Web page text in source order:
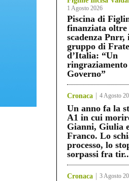
1 Agosto 2026
Piscina di
finanziata oltre
scadenza Pnrr,
gruppo di
d’Italia: “Un
Governo”
Cronaca 4 Agosto
Un anno fa la
A1 in cui
Gianni, Giulia
Franco. Lo
processo, lo
sorpassi fra
Cronaca 3 Agosto